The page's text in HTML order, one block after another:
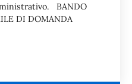
BANDO
DI DOMANDA